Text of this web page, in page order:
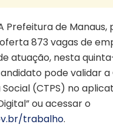
Prefeitura de Manaus,
oferta 873 vagas de
atuação, nesta
pode validar
(CTPS) no
ou acessar o
trabalho.